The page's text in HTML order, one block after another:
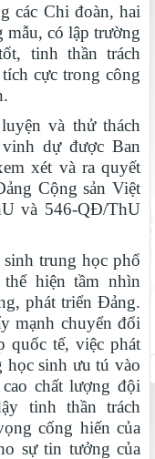
các Chi đoàn, hai
mẫu, có lập trường
tinh thần trách
cực trong công
và thử thách
dự được Ban
xét và ra quyết
Cộng sản Việt
và 546-QĐ/ThU
trung học phổ
hiện tầm nhìn
phát triển Đảng.
mạnh chuyển đổi
quốc tế, việc phát
học sinh ưu tú vào
chất lượng đội
tinh thần trách
cống hiến của
sự tin tưởng của